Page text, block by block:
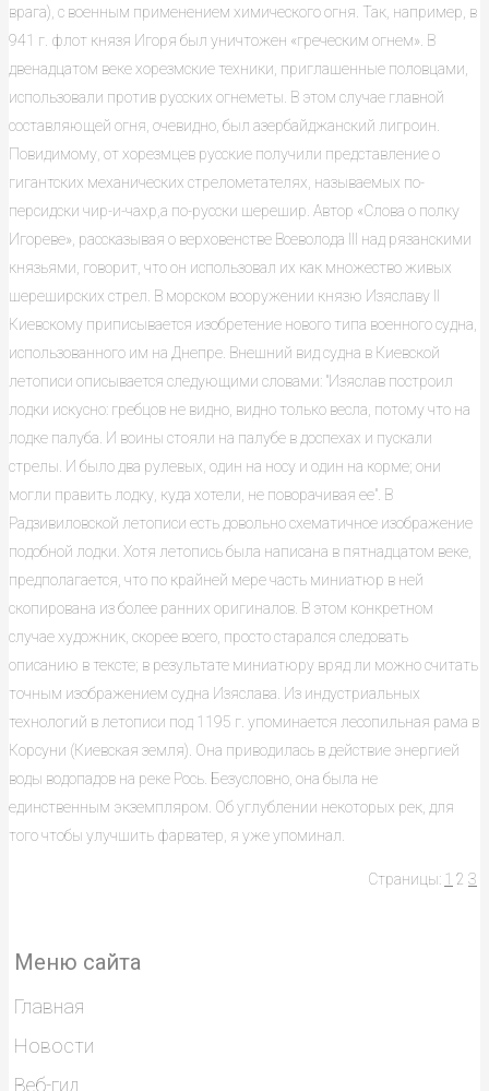
врага), с военным применением химического огня. Так, например, в
941 г. флот князя Игоря был уничтожен «греческим огнем». В
двенадцатом веке хорезмские техники, приглашенные половцами,
использовали против русских огнеметы. В этом случае главной
составляющей огня, очевидно, был азербайджанский лигроин.
Повидимому, от хорезмцев русские получили представление о
гигантских механических стрелометателях, называемых по-
персидски чир-и-чахр,а по-русски шерешир. Автор «Слова о полку
Игореве», рассказывая о верховенстве Всеволода III над рязанскими
князьями, говорит, что он использовал их как множество живых
шереширских стрел. В морском вооружении князю Изяславу II
Киевскому приписывается изобретение нового типа военного судна,
использованного им на Днепре. Внешний вид судна в Киевской
летописи описывается следующими словами: "Изяслав построил
лодки искусно: гребцов не видно, видно только весла, потому что на
лодке палуба. И воины стояли на палубе в доспехах и пускали
стрелы. И было два рулевых, один на носу и один на корме; они
могли править лодку, куда хотели, не поворачивая ee". В
Радзивиловской летописи есть довольно схематичное изображение
подобной лодки. Хотя летопись была написана в пятнадцатом веке,
предполагается, что по крайней мере часть миниатюр в ней
скопирована из более ранних оригиналов. В этом конкретном
случае художник, скорее всего, просто старался следовать
описанию в тексте; в результате миниатюру вряд ли можно считать
точным изображением судна Изяслава. Из индустриальных
технологий в летописи под 1195 г. упоминается лесопильная рама в
Корсуни (Киевская земля). Она приводилась в действие энергией
воды водопадов на реке Рось. Безусловно, она была не
единственным экземпляром. Об углублении некоторых рек, для
того чтобы улучшить фарватер, я уже упоминал.
Страницы: 1 2 3
Меню сайта
Главная
Новости
Веб-гид